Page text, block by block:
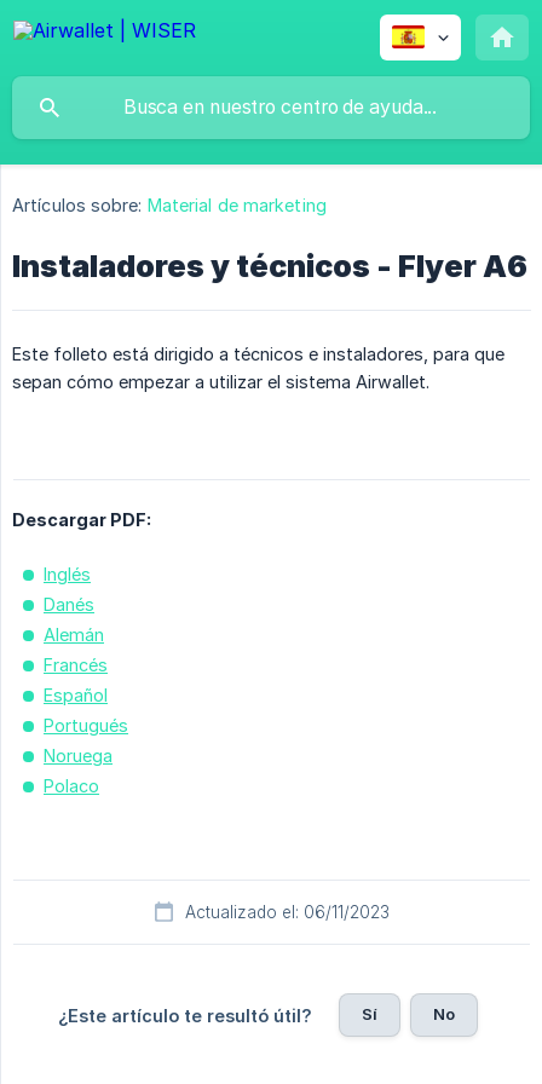
Artículos sobre: Material de marketing
Instaladores y técnicos - Flyer A6
Este folleto está dirigido a técnicos e instaladores, para que
sepan cómo empezar a utilizar el sistema Airwallet.
Descargar PDF:
Inglés
Danés
Alemán
Francés
Español
Portugués
Noruega
Polaco
Actualizado el: 06/11/2023
¿Este artículo te resultó útil? Sí No